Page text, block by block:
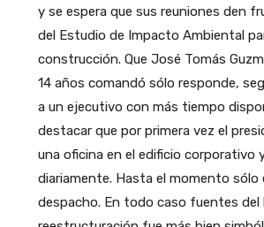
y se espera que sus reuniones den
del Estudio de Impacto Ambiental
construcción. Que José Tomás
14 años comandó sólo responde,
a un ejecutivo con más tiempo
destacar que por primera vez el
una oficina en el edificio corporativo
diariamente. Hasta el momento
despacho. En todo caso fuentes